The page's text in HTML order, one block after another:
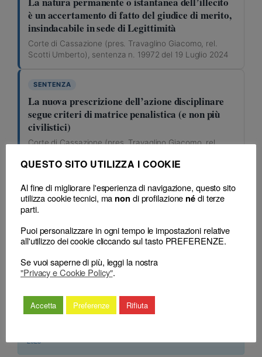
è un accertamento di fatto del giudice di merito,
insindacabile in sede di Legittimità
Corte di Cassazione (pres. Travaglino Giacomo, rel.
Scotti Umberto), sentenza n. 19972 del 19 Luglio 2024
SENTENZA
La nuova prescrizione dell’azione disciplinare
segue criteri di matrice penalistica (e non più
civilistici)
Corte di Cassazione (pres. Travaglino Giacomo, rel.
SENTENZA
Prescrizione ed illeciti istantanei ovvero
permanenti a cavallo dei due regimi:
l’individuazione della disciplina applicabile
Corte di Cassazione (pres. Travaglino Giacomo, rel.
Classificazione
– Decisione: Corte di Cassazione, sentenza n. 19972 del 19 Luglio 2024
2023
QUESTO SITO UTILIZZA I COOKIE
Al fine di migliorare l'esperienza di navigazione, questo sito
utilizza cookie tecnici, ma non di profilazione nédi terze
parti.
Puoi personalizzare in ogni tempo le impostazioni relative
all'utilizzo dei cookie cliccando sul tasto PREFERENZE.
Se vuoi saperne di più, leggi la nostra
"Privacy e Cookie Policy".
Accetta Preferenze Rifiuta